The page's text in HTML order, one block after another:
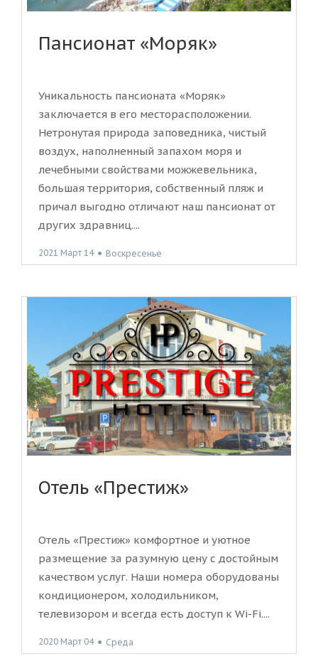
Пансионат «Моряк»
Уникальность пансионата «Моряк»
заключается в его месторасположении.
Нетронутая природа заповедника, чистый
воздух, наполненный запахом моря и
лечебными свойствами можжевельника,
большая территория, собственный пляж и
причал выгодно отличают наш пансионат от
других здравниц....
2021 Март 14 ● Воскресенье
Отель «Престиж»
Отель «Престиж» комфортное и уютное
размещение за разумную цену с достойным
качеством услуг. Наши номера оборудованы
кондиционером, холодильником,
телевизором и всегда есть доступ к Wi-Fi....
2020 Март 04 ● Среда